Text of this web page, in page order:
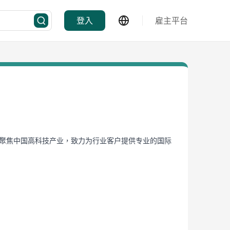
登入 雇主平台
焦中国高科技产业，致力为行业客户提供专业的国际
承运能力。公司秉承“立足中国，面向世界，不断开
务覆盖140多个国家和地区，并率先向中国集成电
引进吸收国际先进经验的基础上，研发并陆续取得